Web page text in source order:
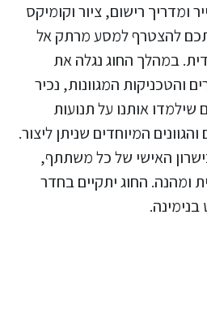
ומדריך רישום, ציור וקומיקס
להצטרף למסע מרתק אל
במהלך החוג נגלה את
והטכניקות המגוונות, נכיר
שילמדו אותנו על תנועות
המיוחדים שניתן ליצור.
האישי של כל משתתף,
ומהנה. החוג יתקיים בחדר